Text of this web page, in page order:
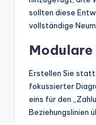
sollten diese
vollständige
Erstellen Sie statt
fokussierter
eins für den
Beziehungslinien